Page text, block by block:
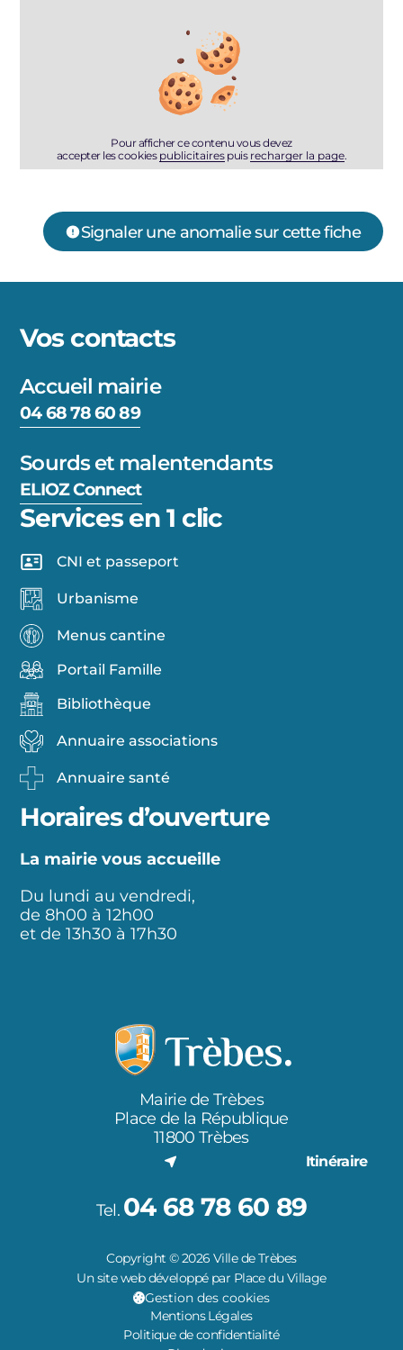
Pour afficher ce contenu vous devez
accepter les cookies publicitairespuis recharger la page.
Signaler une anomalie sur cette fiche
Vos contacts
Accueil mairie
04 68 78 60 89
Sourds et malentendants
ELIOZ Connect
Services en 1 clic
CNI et passeport
Urbanisme
Menus cantine
Portail Famille
Bibliothèque
Annuaire associations
Annuaire santé
Horaires d’ouverture
La mairie vous accueille
Du lundi au vendredi,
de 8h00 à 12h00
et de 13h30 à 17h30
Mairie de Trèbes
Place de la République
11800 Trèbes
Itinéraire
Tel. 04 68 78 60 89
Copyright © 2026 Ville de Trèbes
Un site web développé par Place du Village
Gestion des cookies
Mentions Légales
Politique de confidentialité